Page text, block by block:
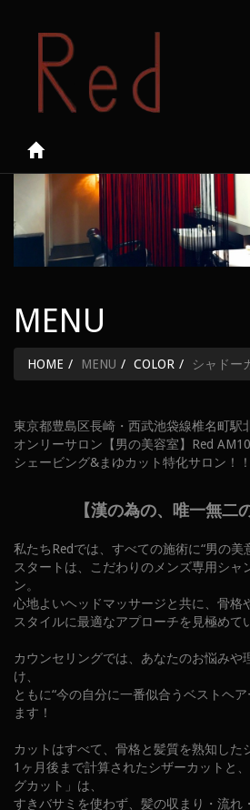
MENU
HOME MENU COLOR シャドー
東京都豊島区長崎・西武池袋線椎名町駅
オンリーサロン【男の美容室】Red
シェービング&まゆカット特化サロン！！
【漢の為の、唯一無二
私たちRedでは、すべての施術に“男の美
スタートは、こだわりのメンズ専用シャ
ン。
心地よいヘッドマッサージと共に、骨格
スタイルに最適なアプローチを見極めて
カウンセリングでは、あなたのお悩みや
け、
ともに“今の自分に一番似合うベストヘ
ます！
カットはすべて、骨格と髪質を熟知した
1ヶ月後まで計算されたシザーカットと
グカット」は、
すきバサミを使わず、髪の収まり・流れ